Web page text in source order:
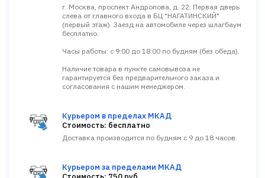
г. Москва, проспект Андропова, д. 22. Первая дверь
слева от главного входа в БЦ "НАГАТИНСКИЙ"
(первый этаж). Заезд на автомобиле через шлагбаум
бесплатно.
Часы работы: с 9:00 до 18:00 по будням (без обеда).
Наличие товара в пункте самовывоза не
гарантируется без предварительного заказа и
согласования с нашим менеджером.
Курьером в пределах МКАД
Стоимость: бесплатно
Доставка производится по будням с 9 до 18 часов.
Курьером за пределами МКАД